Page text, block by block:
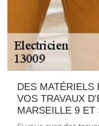
DES MATÉRIELS
VOS TRAVAUX
MARSEILLE 9 ET